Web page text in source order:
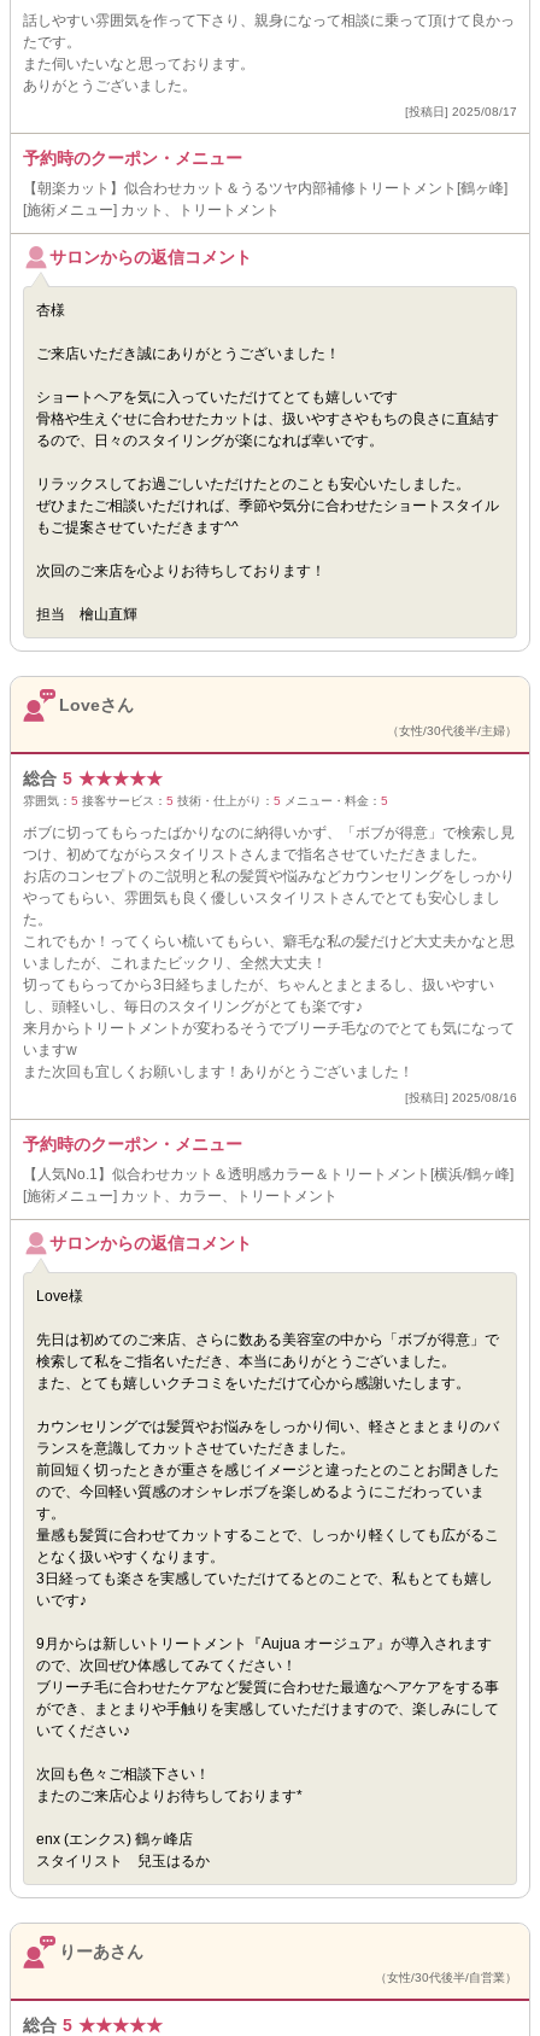
話しやすい雰囲気を作って下さり、親身になって相談に乗って頂けて良かっ
たです。
また伺いたいなと思っております。
ありがとうございました。
[投稿日] 2025/08/17
予約時のクーポン・メニュー
【朝楽カット】似合わせカット＆うるツヤ内部補修トリートメント[鶴ヶ峰]
[施術メニュー] カット、トリートメント
サロンからの返信コメント
杏様
ご来店いただき誠にありがとうございました！
ショートヘアを気に入っていただけてとても嬉しいです
骨格や生えぐせに合わせたカットは、扱いやすさやもちの良さに直結す
るので、日々のスタイリングが楽になれば幸いです。
リラックスしてお過ごしいただけたとのことも安心いたしました。
ぜひまたご相談いただければ、季節や気分に合わせたショートスタイル
もご提案させていただきます^^
次回のご来店を心よりお待ちしております！
担当 檜山直輝
Loveさん
（女性/30代後半/主婦）
総合 5 ★★★★★
雰囲気： 5 接客サービス： 5 技術・仕上がり： 5 メニュー・料金： 5
ボブに切ってもらったばかりなのに納得いかず、「ボブが得意」で検索し見
つけ、初めてながらスタイリストさんまで指名させていただきました。
お店のコンセプトのご説明と私の髪質や悩みなどカウンセリングをしっかり
やってもらい、雰囲気も良く優しいスタイリストさんでとても安心しまし
た。
これでもか！ってくらい梳いてもらい、癖毛な私の髪だけど大丈夫かなと思
いましたが、これまたビックリ、全然大丈夫！
切ってもらってから3日経ちましたが、ちゃんとまとまるし、扱いやすい
し、頭軽いし、毎日のスタイリングがとても楽です♪
来月からトリートメントが変わるそうでブリーチ毛なのでとても気になって
いますw
また次回も宜しくお願いします！ありがとうございました！
[投稿日] 2025/08/16
予約時のクーポン・メニュー
【人気No.1】似合わせカット＆透明感カラー＆トリートメント[横浜/鶴ヶ峰]
[施術メニュー] カット、カラー、トリートメント
サロンからの返信コメント
Love様
先日は初めてのご来店、さらに数ある美容室の中から「ボブが得意」で
検索して私をご指名いただき、本当にありがとうございました。
また、とても嬉しいクチコミをいただけて心から感謝いたします。
カウンセリングでは髪質やお悩みをしっかり伺い、軽さとまとまりのバ
ランスを意識してカットさせていただきました。
前回短く切ったときが重さを感じイメージと違ったとのことお聞きした
ので、今回軽い質感のオシャレボブを楽しめるようにこだわっていま
す。
量感も髪質に合わせてカットすることで、しっかり軽くしても広がるこ
となく扱いやすくなります。
3日経っても楽さを実感していただけてるとのことで、私もとても嬉し
いです♪
9月からは新しいトリートメント『Aujua オージュア』が導入されます
ので、次回ぜひ体感してみてください！
ブリーチ毛に合わせたケアなど髪質に合わせた最適なヘアケアをする事
ができ、まとまりや手触りを実感していただけますので、楽しみにして
いてください♪
次回も色々ご相談下さい！
またのご来店心よりお待ちしております*
enx (エンクス) 鶴ヶ峰店
スタイリスト 兒玉はるか
りーあさん
（女性/30代後半/自営業）
総合 5 ★★★★★